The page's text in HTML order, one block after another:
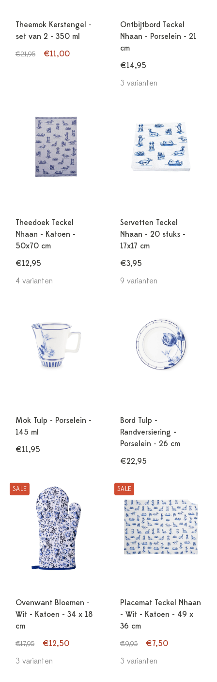
Theemok Kerstengel -
set van 2 - 350 ml
€21,95 €11,00
Ontbijtbord Teckel
Nhaan - Porselein - 21
cm
€14,95
3 varianten
Theedoek Teckel
Nhaan - Katoen -
50x70 cm
€12,95
4 varianten
Servetten Teckel
Nhaan - 20 stuks -
17x17 cm
€3,95
9 varianten
Mok Tulp - Porselein -
145 ml
€11,95
Bord Tulp -
Randversiering -
Porselein - 26 cm
€22,95
SALE
Ovenwant Bloemen -
Wit - Katoen - 34 x 18
cm
€17,95
€12,50
3 varianten
SALE
Placemat Teckel Nhaan
- Wit - Katoen - 49 x
36 cm
€9,95
€7,50
3 varianten